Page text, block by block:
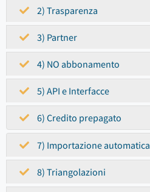
2) Trasparenza
3) Partner
4) NO abbonamento
5) API e Interfacce
6) Credito prepagato
7) Importazione automatica
8) Triangolazioni